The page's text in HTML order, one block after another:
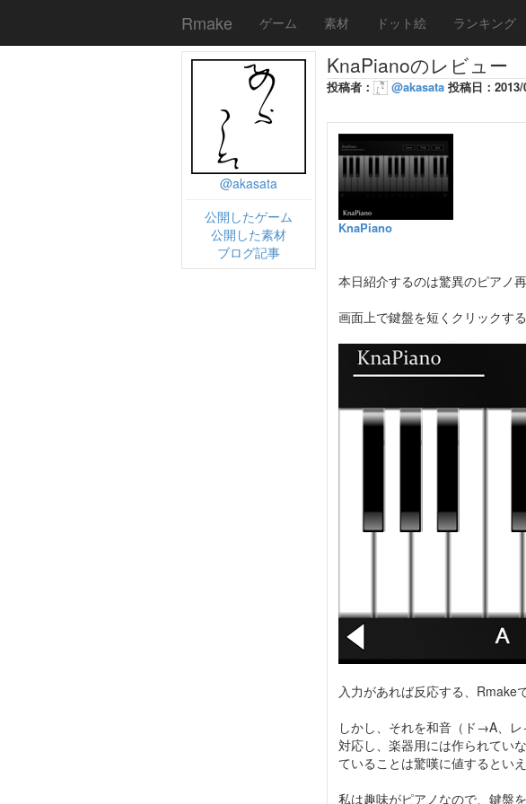
Rmake ゲーム 素材 ドット絵 ランキング
@akasata
公開したゲーム
公開した素材
ブログ記事
KnaPianoのレビュー
投稿者： @akasata投稿日：2013/
KnaPiano
本日紹介するのは驚異のピアノ
画面上で鍵盤を短くクリックす
入力があれば反応する、Rmake
しかし、それを和音（ド→A、
対応し、楽器用には作られてい
ていることは驚嘆に値するといえ
私は趣味がピアノなので、鍵盤